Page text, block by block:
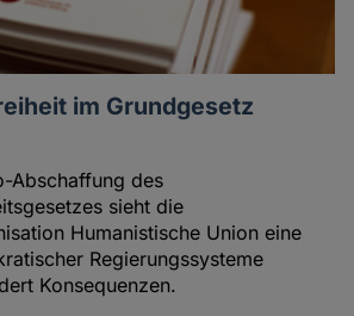
im Grundgesetz
Abschaffung des
sieht die
Humanistische Union eine
Regierungssysteme
Konsequenzen.